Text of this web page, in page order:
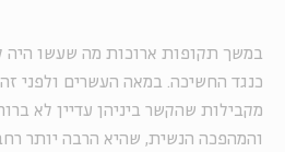
במשך תקופות ארוכות מה שעשו היה
כנגד החשיכה. במאה העשרים ולפני
מקבילות שהקשר ביניהן עדיין לא
והמהפכה הנשית, שהיא הרבה יותר